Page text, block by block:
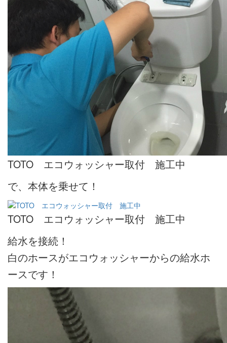
TOTO エコウォッシャー取付 施工中
で、本体を乗せて！
TOTO エコウォッシャー取付 施工中
給水を接続！
白のホースがエコウォッシャーからの給水ホ
ースです！